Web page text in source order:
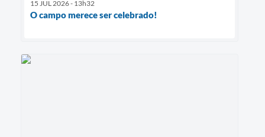
15 JUL 2026 - 13h32
O campo merece ser celebrado!